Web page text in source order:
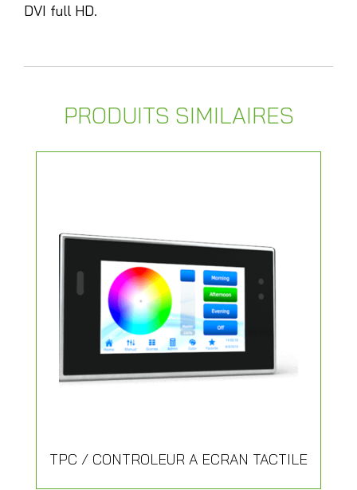
DVI full HD.
PRODUITS SIMILAIRES
TPC / CONTROLEUR A ECRAN TACTILE